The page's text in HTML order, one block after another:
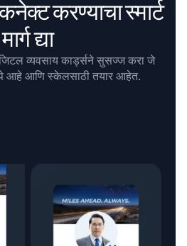
करण्याचा स्मार्ट
मार्ग द्या
व्यवसाय कार्ड्सने सुसज्ज करा जे
आहे आणि स्केलसाठी तयार आहेत.